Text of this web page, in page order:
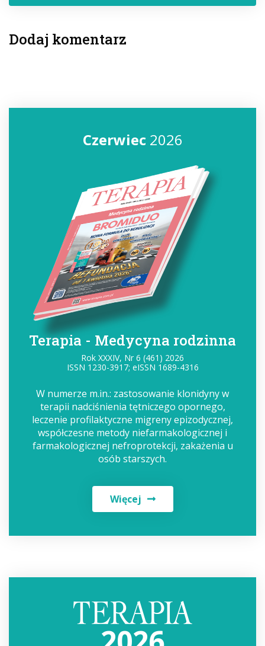
Dodaj komentarz
Czerwiec2026
Terapia - Medycyna rodzinna
Rok XXXIV, Nr 6 (461) 2026
ISSN 1230-3917; eISSN 1689-4316
W numerze m.in.: zastosowanie klonidyny w
terapii nadciśnienia tętniczego opornego,
leczenie profilaktyczne migreny epizodycznej,
współczesne metody niefarmakologicznej i
farmakologicznej nefroprotekcji, zakażenia u
osób starszych.
Więcej